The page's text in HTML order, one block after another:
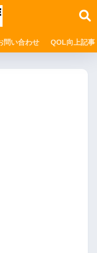
問い合わせ QOL向上記事